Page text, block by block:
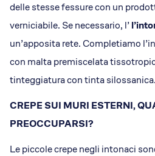
delle stesse fessure con un
verniciabile. Se necessario, l’
un’apposita rete. Completiamo
con malta premiscelata
tinteggiatura con tinta silossanica.
CREPE SUI MURI ESTERNI,
PREOCCUPARSI?
Le piccole crepe negli intonaci